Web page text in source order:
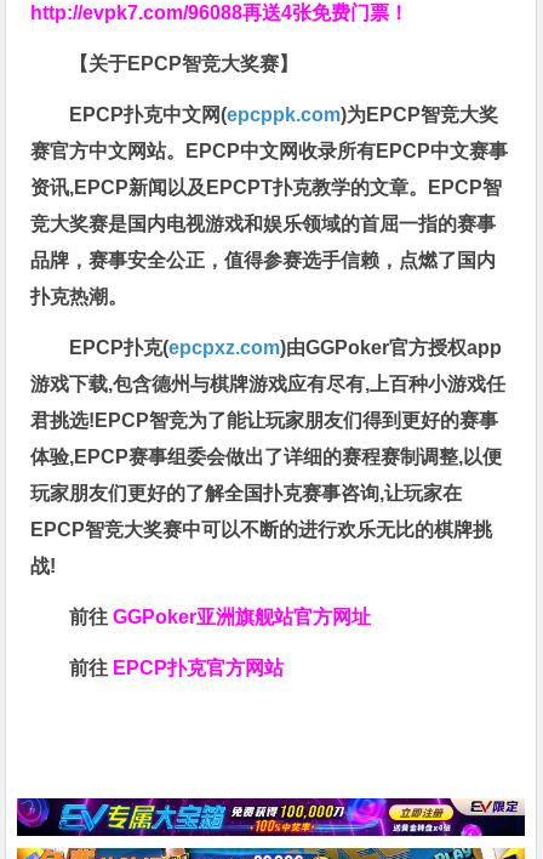
http://evpk7.com/96088再送4张免费门票！
【关于EPCP智竞大奖赛】
EPCP扑克中文网(epcppk.com)为EPCP智竞大奖
赛官方中文网站。EPCP中文网收录所有EPCP中文赛事
资讯,EPCP新闻以及EPCPT扑克教学的文章。EPCP智
竞大奖赛是国内电视游戏和娱乐领域的首屈一指的赛事
品牌，赛事安全公正，值得参赛选手信赖，点燃了国内
扑克热潮。
EPCP扑克(epcpxz.com)由GGPoker官方授权app
游戏下载,包含德州与棋牌游戏应有尽有,上百种小游戏任
君挑选!EPCP智竞为了能让玩家朋友们得到更好的赛事
体验,EPCP赛事组委会做出了详细的赛程赛制调整,以便
玩家朋友们更好的了解全国扑克赛事咨询,让玩家在
EPCP智竞大奖赛中可以不断的进行欢乐无比的棋牌挑
战!
前往GGPoker亚洲旗舰站官方网址
前往 EPCP扑克官方网站